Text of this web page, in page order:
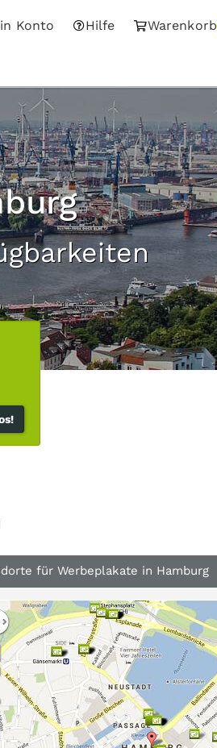
Konto Hilfe Warenkorb
für Werbeplakate in Hamburg